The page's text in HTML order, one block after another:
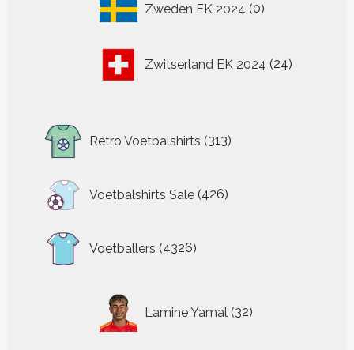
Zweden EK 2024 0
producten
Zwitserland EK 2024 24
producten
Retro Voetbalshirts 313
producten
Voetbalshirts Sale 426
426
producten
Voetballers 4326
producten
Lamine Yamal 32
producten